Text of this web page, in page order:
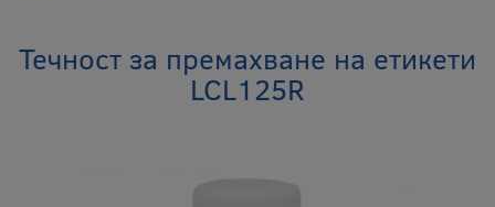
Течност за премахване на етикети
LCL125R